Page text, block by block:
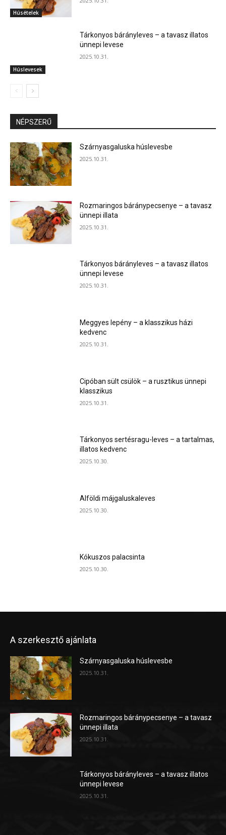
Húsételek
Húslevesek
Tárkonyos bárányleves – a tavasz illatos
ünnepi levese
2025.10.31.
NÉPSZERŰ
Szárnyasgaluska húslevesbe
2025.10.31.
Rozmaringos báránypecsenye – a tavasz
ünnepi illata
2025.10.31.
Tárkonyos bárányleves – a tavasz illatos
ünnepi levese
2025.10.31.
Meggyes lepény – a klasszikus házi
kedvenc
2025.10.31.
Cipóban sült csülök – a rusztikus ünnepi
klasszikus
2025.10.31.
Tárkonyos sertésragu-leves – a tartalmas,
illatos kedvenc
2025.10.30.
Alföldi májgaluskaleves
2025.10.30.
Kókuszos palacsinta
2025.10.30.
A szerkesztő ajánlata
Szárnyasgaluska húslevesbe
2025.10.31.
Rozmaringos báránypecsenye – a tavasz
ünnepi illata
2025.10.31.
Tárkonyos bárányleves – a tavasz illatos
ünnepi levese
2025.10.31.